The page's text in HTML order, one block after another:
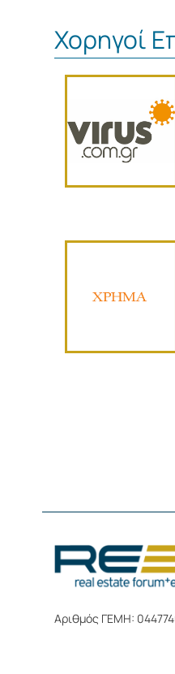
Χορηγοί
Αριθμός ΓΕΜΗ: